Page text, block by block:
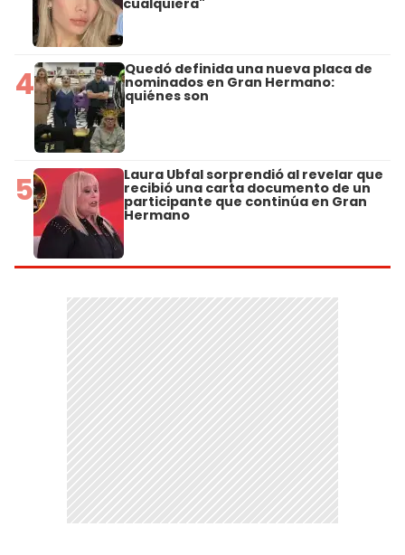
cualquiera"
4 Quedó definida una nueva placa de
nominados en Gran Hermano:
quiénes son
5 Laura Ubfal sorprendió al revelar que
recibió una carta documento de un
participante que continúa en Gran
Hermano